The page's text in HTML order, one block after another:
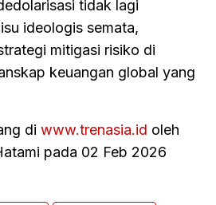
tidak lagi
ideologis semata,
mitigasi risiko di
keuangan global yang
di www.trenasia.id oleh
pada 02 Feb 2026